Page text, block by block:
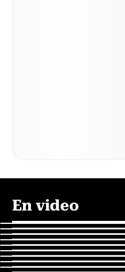
En video